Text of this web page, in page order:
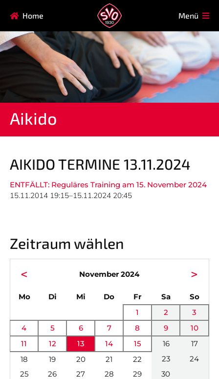
Home Menü
Aikido
AIKIDO TERMINE 13.11.2024
ENTFÄLLT: Reguläres Training am 15. November 2024
15.11.2014 19:15–15.11.2024 20:45
Zeitraum wählen
< November 2024 >
Montag Dienstag
Mittwoch
Donnerstag
Freitag SamstagSo
1
2
3
4
5 6 7 8 9
10
11
12 13 14 15 16
17
18
19 20 21 22 23
24
25
26 27 28 29 30
Navigation
überspringen
HAUPTVEREIN
MITGLIEDSCHAFT
FAQ
Navigation
überspringen
EISSTOCK
FITNESSKURSE
FUSSBALL
GARDE
GESUNDHEITSSPORT
KINDERTURNEN
KYUDO
REHASPORT
TAEKWONDO
TENNIS
Navigation
überspringen
NEWS
TERMINE
Nicht das Richtige gefunden?
Bitte nehmen Sie Kontakt mit uns auf. Wir helfen
post@svo.germaringen.de
Navigation
überspringen
Anfahrt Impressum Datenschutz